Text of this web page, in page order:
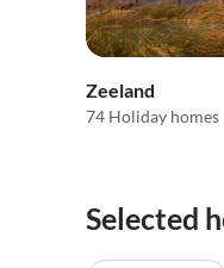
Zeeland
74 Holiday homes
Selected